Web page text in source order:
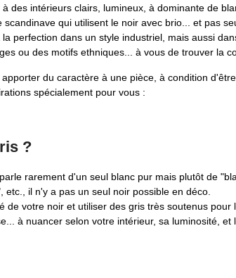
des intérieurs clairs, lumineux, à dominante de
scandinave qui utilisent le noir avec brio... et pas
perfection dans un style industriel, mais aussi
ou des motifs ethniques... à vous de trouver la
du caractère à une pièce, à condition
spécialement pour vous :
?
rarement d'un seul blanc pur mais plutôt de
etc., il n'y a pas un seul noir possible en déco.
de votre noir et utiliser des gris très soutenus
à nuancer selon votre intérieur, sa luminosité, et